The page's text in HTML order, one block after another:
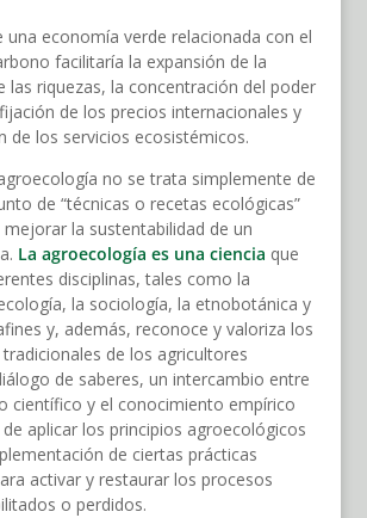
una economía verde relacionada con el
facilitaría la expansión de la
las riquezas, la concentración del poder
de los precios internacionales y
de los servicios ecosistémicos.
no se trata simplemente de
de “técnicas o recetas ecológicas”
la sustentabilidad de un
La agroecología es una ciencia que
disciplinas, tales como la
la sociología, la etnobotánica y
y, además, reconoce y valoriza los
de los agricultores
de saberes, un intercambio entre
científico y el conocimiento empírico
aplicar los principios agroecológicos
de ciertas prácticas
activar y restaurar los procesos
o perdidos.